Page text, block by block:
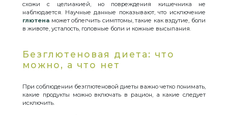
схожи с целиакией, но повреждения кишечника не
наблюдается. Научные данные показывают, что исключение
глютена может облегчить симптомы, такие как вздутие, боли
в животе, усталость, головные боли и кожные высыпания.
Безглютеновая диета: что
можно, а что нет
При соблюдении безглютеновой диеты важно четко понимать,
какие продукты можно включать в рацион, а какие следует
исключить.